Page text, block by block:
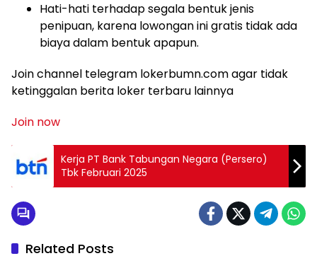
Hati-hati terhadap segala bentuk jenis
penipuan, karena lowongan ini gratis tidak ada
biaya dalam bentuk apapun.
Join channel telegram lokerbumn.com agar tidak
ketinggalan berita loker terbaru lainnya
Join now
Kerja PT Bank Tabungan Negara (Persero)
Tbk Februari 2025
Related Posts